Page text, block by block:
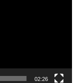
02:26